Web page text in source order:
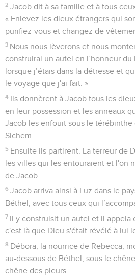
2 Jacob dit à sa famille et à tous
« Enlevez les dieux étrangers qui
purifiez-vous et changez de
3 Nous nous lèverons et nous
construirai un autel en l’honneur
lorsque j’étais dans la détresse et
le voyage que j'ai fait. »
4 Ils donnèrent à Jacob tous les
en leur possession et les anneaux
Jacob les enfouit sous le térébinthe
Sichem.
5 Ensuite ils partirent. La terreur de
les villes qui les entouraient et l'on
de Jacob.
6 Jacob arriva ainsi à Luz dans le
Béthel, avec tous ceux qui
7 Il y construisit un autel et il appela
c'est là que Dieu s'était révélé à lui
8 Débora, la nourrice de Rebecca,
au-dessous de Béthel, sous le
chêne des pleurs.